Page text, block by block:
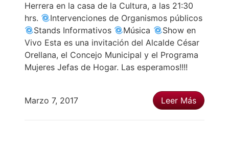
Herrera en la casa de la Cultura, a las 21:30
hrs.
Intervenciones de Organismos públicos
Stands Informativos
Música
Show en
Vivo Esta es una invitación del Alcalde César
Orellana, el Concejo Municipal y el Programa
Mujeres Jefas de Hogar. Las esperamos!!!!
Marzo 7, 2017 Leer Más